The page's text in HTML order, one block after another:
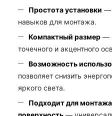
Простота установки —
навыков для монтажа.
Компактный размер —
точечного и акцентного
Возможность
позволяет снизить
яркого света.
Подходит для